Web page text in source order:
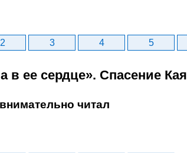
2 3 4 5
в ее сердце». Спасение Кая
читал